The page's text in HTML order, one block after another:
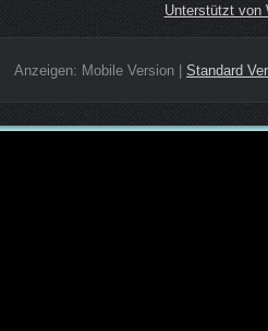
Unterstützt von
Anzeigen: Mobile Version| Standard